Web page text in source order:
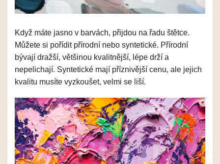
Když máte jasno v barvách, přijdou na řadu štětce.
Můžete si pořídit přírodní nebo syntetické. Přírodní
bývají dražší, většinou kvalitnější, lépe drží a
nepelichají. Syntetické mají příznivější cenu, ale jejich
kvalitu musíte vyzkoušet, velmi se liší.